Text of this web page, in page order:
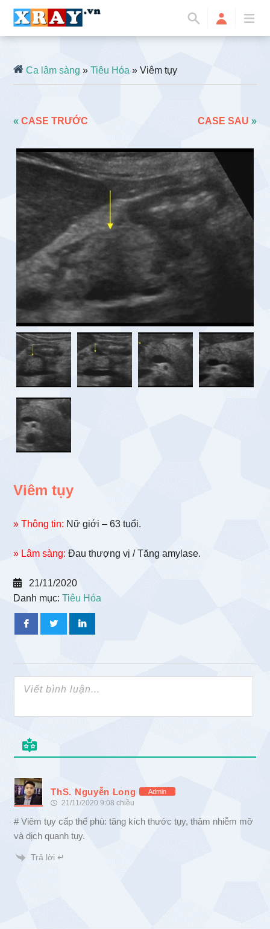
Ca lâm sàng »Tiêu Hóa » Viêm tụy
«CASE TRƯỚC CASE SAU »
Viêm tụy
» Thông tin: Nữ giới – 63 tuổi.
» Lâm sàng: Đau thượng vị / Tăng amylase.
21/11/2020
Danh mục:Tiêu Hóa
ThS. Nguyễn Long Admin
21/11/2020 9:08 chiều
# Viêm tụy cấp thể phù: tăng kích thước tụy, thâm nhiễm mỡ
và dịch quanh tụy.
Trả lời ↵